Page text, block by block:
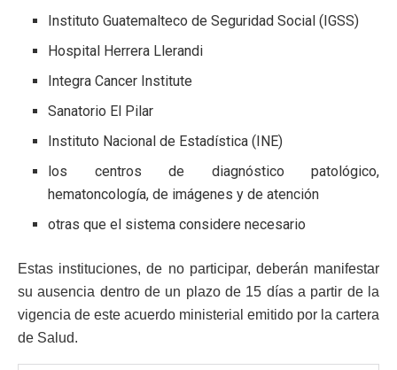
Instituto Guatemalteco de Seguridad Social (IGSS)
Hospital Herrera Llerandi
Integra Cancer Institute
Sanatorio El Pilar
Instituto Nacional de Estadística (INE)
los centros de diagnóstico patológico,
hematoncología, de imágenes y de atención
otras que el sistema considere necesario
Estas instituciones, de no participar, deberán manifestar
su ausencia dentro de un plazo de 15 días a partir de la
vigencia de este acuerdo ministerial emitido por la cartera
de Salud.